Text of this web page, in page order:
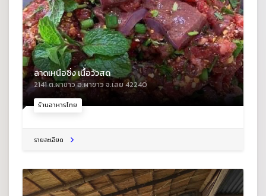
ร้านอาหารไทย
ลาดเหนือซิ่ง เนื้อวัวสด
2141 ต.ผาขาว อ.ผาขาว จ.เลย 42240
รายละเอียด